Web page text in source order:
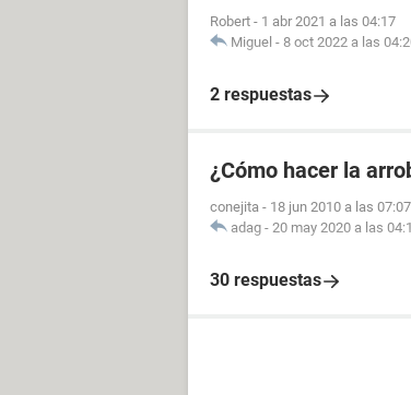
Robert - 1 abr 2021 a las 04:17
Miguel - 8 oct 2022 a las
2 respuestas
¿Cómo hacer la
conejita - 18 jun 2010 a las 07:07
adag - 20 may 2020 a las
30 respuestas